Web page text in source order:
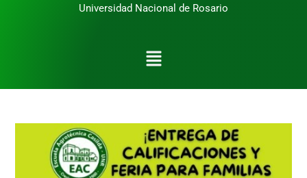
Universidad Nacional de Rosario